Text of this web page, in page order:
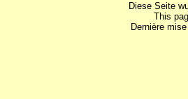
Diese Seite
This
Dernière